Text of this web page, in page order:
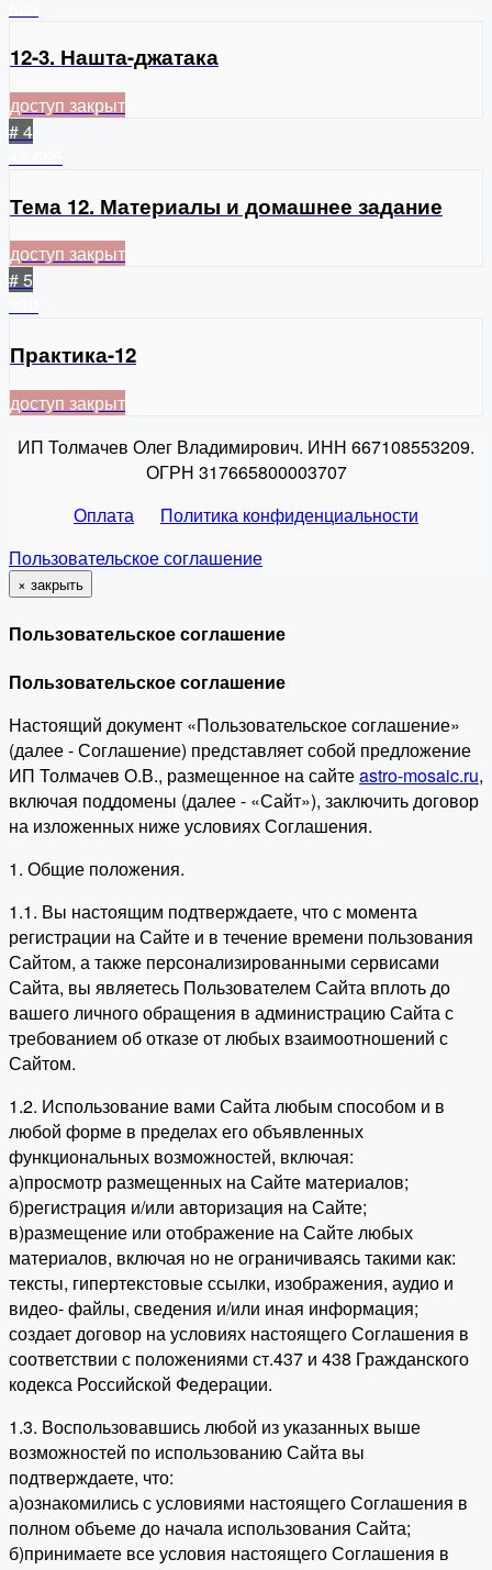
12-3. Нашта-джатака
доступ закрыт
# 4
Тема 12. Материалы и домашнее задание
доступ закрыт
# 5
Практика-12
доступ закрыт
ИП Толмачев Олег Владимирович. ИНН 667108553209.
ОГРН 317665800003707
Оплата
Политика конфиденциальности
Пользовательское соглашение
× закрыть
Пользовательское соглашение
Пользовательское соглашение
Настоящий документ «Пользовательское соглашение»
(далее - Соглашение) представляет собой предложение
ИП Толмачев О.В., размещенное на сайтеastro-mosaic.ru,
включая поддомены (далее - «Сайт»), заключить договор
на изложенных ниже условиях Соглашения.
1. Общие положения.
1.1. Вы настоящим подтверждаете, что с момента
регистрации на Сайте и в течение времени пользования
Сайтом, а также персонализированными сервисами
Сайта, вы являетесь Пользователем Сайта вплоть до
вашего личного обращения в администрацию Сайта с
требованием об отказе от любых взаимоотношений с
Сайтом.
1.2. Использование вами Сайта любым способом и в
любой форме в пределах его объявленных
функциональных возможностей, включая:
а)просмотр размещенных на Сайте материалов;
б)регистрация и/или авторизация на Сайте;
в)размещение или отображение на Сайте любых
материалов, включая но не ограничиваясь такими как:
тексты, гипертекстовые ссылки, изображения, аудио и
видео- файлы, сведения и/или иная информация;
создает договор на условиях настоящего Соглашения в
соответствии с положениями ст.437 и 438 Гражданского
кодекса Российской Федерации.
1.3. Воспользовавшись любой из указанных выше
возможностей по использованию Сайта вы
подтверждаете, что:
а)ознакомились с условиями настоящего Соглашения в
полном объеме до начала использования Сайта;
б)принимаете все условия настоящего Соглашения в